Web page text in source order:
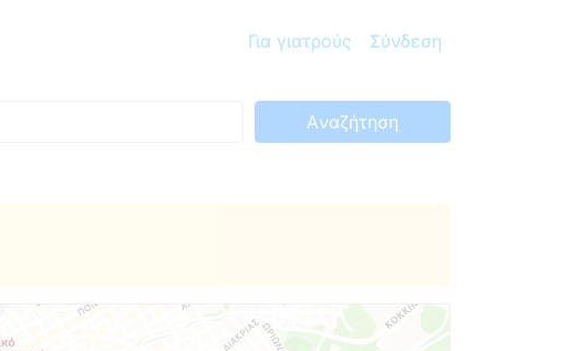
Για γιατρούς Σύνδεση
Aναζήτηση